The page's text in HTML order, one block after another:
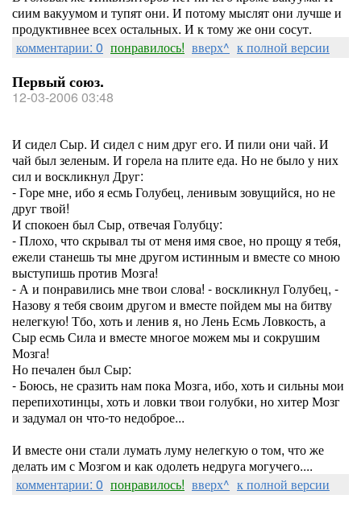
сиим вакуумом и тупят они. И потому мыслят они лучше и
продуктивнее всех остальных. И к тому же они сосут.
комментарии: 0 понравилось! вверх^ к полной версии
Первый союз.
12-03-2006 03:48
И сидел Сыр. И сидел с ним друг его. И пили они чай. И
чай был зеленым. И горела на плите еда. Но не было у них
сил и воскликнул Друг:
- Горе мне, ибо я есмь Голубец, ленивым зовущийся, но не
друг твой!
И спокоен был Сыр, отвечая Голубцу:
- Плохо, что скрывал ты от меня имя свое, но прощу я тебя,
ежели станешь ты мне другом истинным и вместе со мною
выступишь против Мозга!
- А и понравились мне твои слова! - воскликнул Голубец, -
Назову я тебя своим другом и вместе пойдем мы на битву
нелегкую! Тбо, хоть и ленив я, но Лень Есмь Ловкость, а
Сыр есмь Сила и вместе многое можем мы и сокрушим
Мозга!
Но печален был Сыр:
- Боюсь, не сразить нам пока Мозга, ибо, хоть и сильны мои
перепихотинцы, хоть и ловки твои голубки, но хитер Мозг
и задумал он что-то недоброе...
И вместе они стали лумать луму нелегкую о том, что же
делать им с Мозгом и как одолеть недруга могучего....
комментарии: 0 понравилось! вверх^ к полной версии